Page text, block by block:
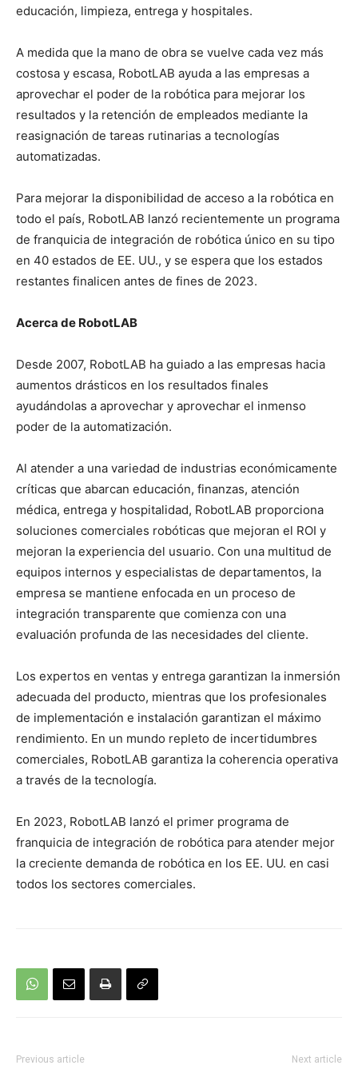
educación, limpieza, entrega y hospitales.
A medida que la mano de obra se vuelve cada vez más
costosa y escasa, RobotLAB ayuda a las empresas a
aprovechar el poder de la robótica para mejorar los
resultados y la retención de empleados mediante la
reasignación de tareas rutinarias a tecnologías
automatizadas.
Para mejorar la disponibilidad de acceso a la robótica en
todo el país, RobotLAB lanzó recientemente un programa
de franquicia de integración de robótica único en su tipo
en 40 estados de EE. UU., y se espera que los estados
restantes finalicen antes de fines de 2023.
Acerca de RobotLAB
Desde 2007, RobotLAB ha guiado a las empresas hacia
aumentos drásticos en los resultados finales
ayudándolas a aprovechar y aprovechar el inmenso
poder de la automatización.
Al atender a una variedad de industrias económicamente
críticas que abarcan educación, finanzas, atención
médica, entrega y hospitalidad, RobotLAB proporciona
soluciones comerciales robóticas que mejoran el ROI y
mejoran la experiencia del usuario. Con una multitud de
equipos internos y especialistas de departamentos, la
empresa se mantiene enfocada en un proceso de
integración transparente que comienza con una
evaluación profunda de las necesidades del cliente.
Los expertos en ventas y entrega garantizan la inmersión
adecuada del producto, mientras que los profesionales
de implementación e instalación garantizan el máximo
rendimiento. En un mundo repleto de incertidumbres
comerciales, RobotLAB garantiza la coherencia operativa
a través de la tecnología.
En 2023, RobotLAB lanzó el primer programa de
franquicia de integración de robótica para atender mejor
la creciente demanda de robótica en los EE. UU. en casi
todos los sectores comerciales.
Previous article Next article